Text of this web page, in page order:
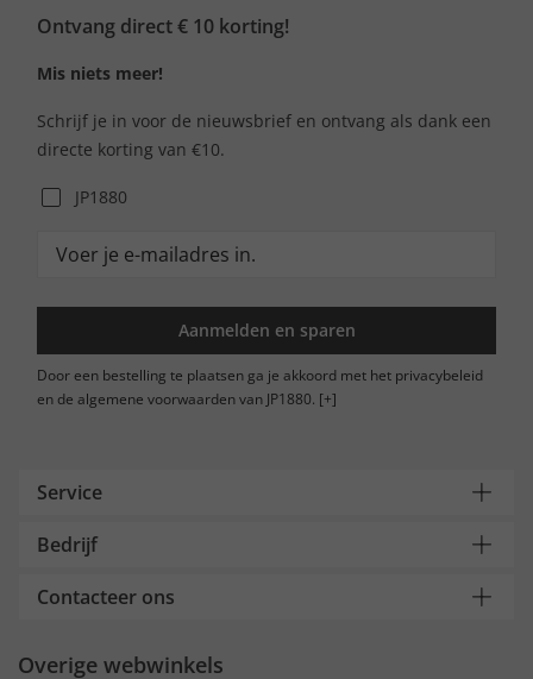
Ontvang direct € 10 korting!
Mis niets meer!
Schrijf je in voor de nieuwsbrief en ontvang als dank een
directe korting van €10.
JP1880
Aanmelden en sparen
Door een bestelling te plaatsen ga je akkoord met het privacybeleid
en de algemene voorwaarden van JP1880. [+]
Service
Bedrijf
Contacteer ons
Overige webwinkels